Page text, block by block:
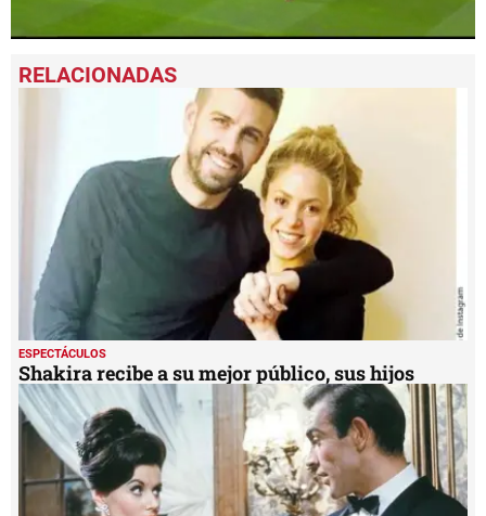
seconds
of
ESPECTÁCULOS
Shakira recibe a su mejor público, sus hijos